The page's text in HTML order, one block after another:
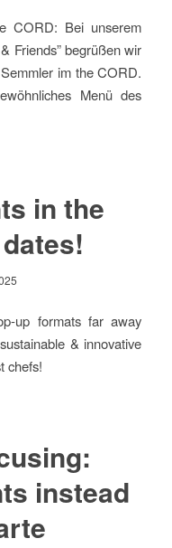
CORD: Bei unserem
Friends” begrüßen wir
im the CORD.
Menü des
in the
up formats far away
& innovative
chefs!
instead